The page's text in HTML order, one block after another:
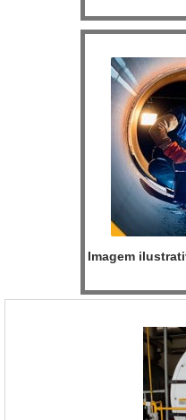
Imagem